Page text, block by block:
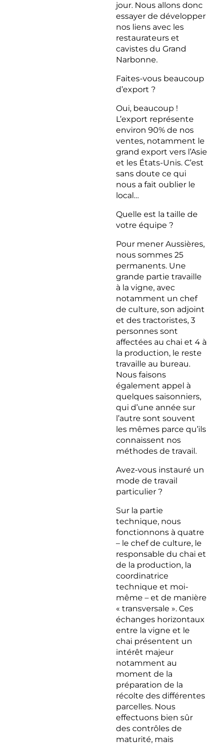
jour. Nous allons donc
essayer de développer
nos liens avec les
restaurateurs et
cavistes du Grand
Narbonne.
Faites-vous beaucoup
d’export ?
Oui, beaucoup !
L’export représente
environ 90% de nos
ventes, notamment le
grand export vers l’Asie
et les États-Unis. C’est
sans doute ce qui
nous a fait oublier le
local…
Quelle est la taille de
votre équipe ?
Pour mener Aussières,
nous sommes 25
permanents. Une
grande partie travaille
à la vigne, avec
notamment un chef
de culture, son adjoint
et des tractoristes, 3
personnes sont
affectées au chai et 4 à
la production, le reste
travaille au bureau.
Nous faisons
également appel à
quelques saisonniers,
qui d’une année sur
l’autre sont souvent
les mêmes parce qu’ils
connaissent nos
méthodes de travail.
Avez-vous instauré un
mode de travail
particulier ?
Sur la partie
technique, nous
fonctionnons à quatre
– le chef de culture, le
responsable du chai et
de la production, la
coordinatrice
technique et moi-
même – et de manière
« transversale ». Ces
échanges horizontaux
entre la vigne et le
chai présentent un
intérêt majeur
notamment au
moment de la
préparation de la
récolte des différentes
parcelles. Nous
effectuons bien sûr
des contrôles de
maturité, mais